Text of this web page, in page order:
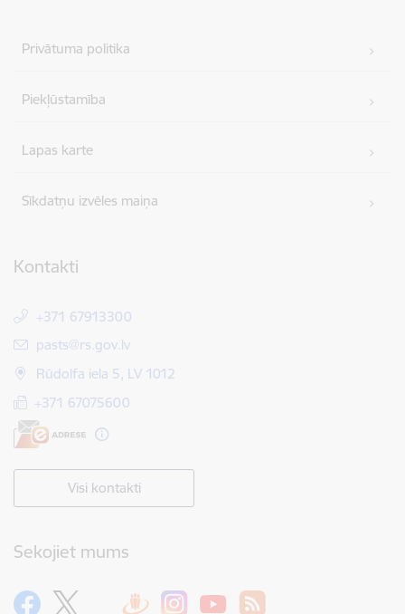
Privātuma politika
Piekļūstamība
Lapas karte
Sīkdatņu izvēles maiņa
Kontakti
+371 67913300
E-pasts:
pasts@rs.gov.lv
Rūdolfa iela 5, LV 1012
+371 67075600
Visi kontakti
Sekojiet mums